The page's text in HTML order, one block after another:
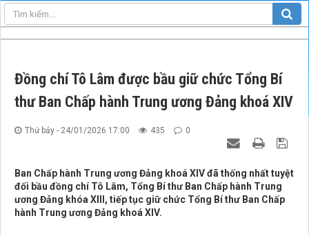
Đồng chí Tô Lâm được bầu giữ chức Tổng Bí
thư Ban Chấp hành Trung ương Đảng khoá XIV
Thứ bảy - 24/01/2026 17:00 435 0
Ban Chấp hành Trung ương Đảng khoá XIV đã thống nhất tuyệt
đối bầu đồng chí Tô Lâm, Tổng Bí thư Ban Chấp hành Trung
ương Đảng khóa XIII, tiếp tục giữ chức Tổng Bí thư Ban Chấp
hành Trung ương Đảng khoá XIV.